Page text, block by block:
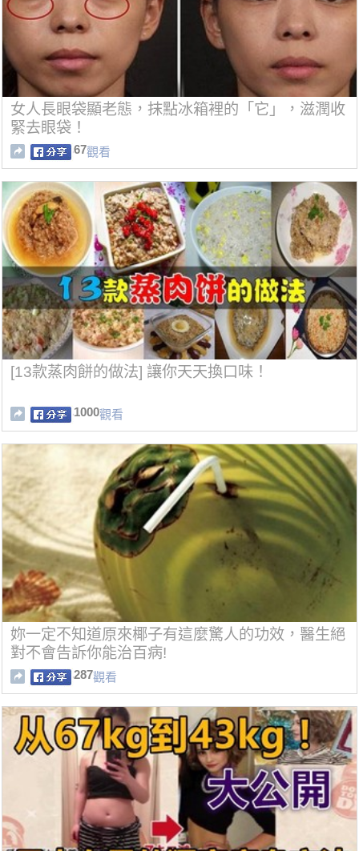
女人長眼袋顯老態，抹點冰箱裡的「它」，滋潤收
緊去眼袋！
67觀看
[13款蒸肉餅的做法] 讓你天天換口味！
1000觀看
妳一定不知道原來椰子有這麼驚人的功效，醫生絕
對不會告訴你能治百病!
287觀看